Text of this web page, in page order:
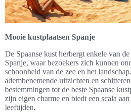
Mooie kustplaatsen Spanje
De Spaanse kust herbergt enkele van
Spanje, waar bezoekers zich kunnen
schoonheid van de zee en het
adembenemende uitzichten en
bestemmingen tot de beste Spaanse
zijn eigen charme en biedt een scala
leeftijden.